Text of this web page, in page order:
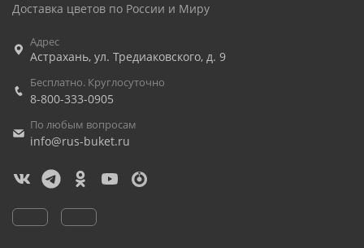
Доставка цветов по России и Миру
Адрес
Астрахань, ул. Тредиаковского, д. 9
Бесплатно. Круглосуточно
8-800-333-0905
По любым вопросам
info@rus-buket.ru